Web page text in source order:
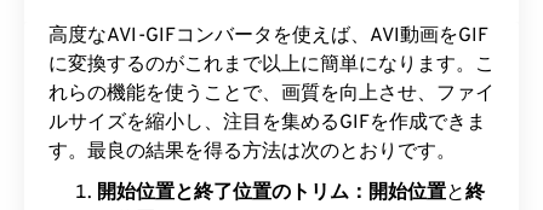
高度なAVI-GIFコンバータを使えば、AVI動画をGIF
に変換するのがこれまで以上に簡単になります。こ
れらの機能を使うことで、画質を向上させ、ファイ
ルサイズを縮小し、注目を集めるGIFを作成できま
す。最良の結果を得る方法は次のとおりです。
開始位置と終了位置のトリム： 開始位置と終